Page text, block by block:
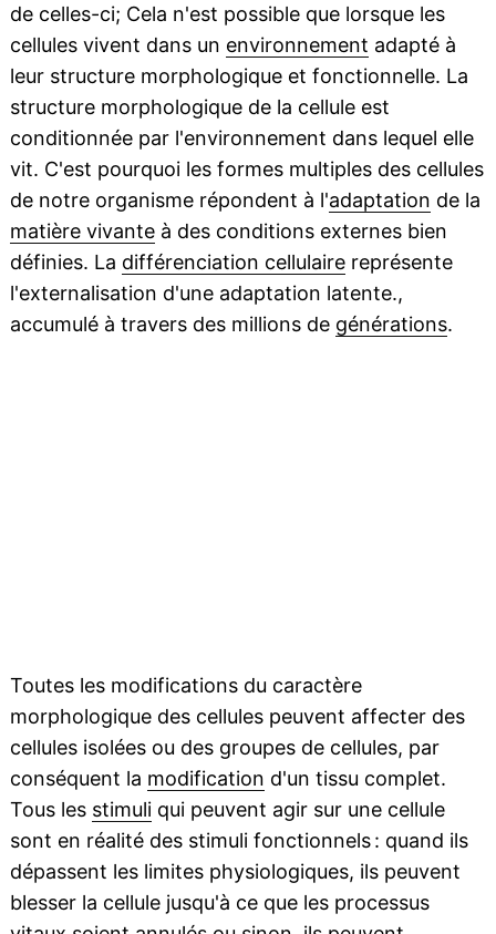
de celles-ci; Cela n'est possible que lorsque les
cellules vivent dans un environnement adapté à
leur structure morphologique et fonctionnelle. La
structure morphologique de la cellule est
conditionnée par l'environnement dans lequel elle
vit. C'est pourquoi les formes multiples des cellules
de notre organisme répondent à l'adaptation de la
matière vivanteà des conditions externes bien
définies. La différenciation cellulairereprésente
l'externalisation d'une adaptation latente.,
accumulé à travers des millions de générations.
Toutes les modifications du caractère
morphologique des cellules peuvent affecter des
cellules isolées ou des groupes de cellules, par
conséquent la modification d'un tissu complet.
Tous les stimuliqui peuvent agir sur une cellule
sont en réalité des stimuli fonctionnels : quand ils
dépassent les limites physiologiques, ils peuvent
blesser la cellule jusqu'à ce que les processus